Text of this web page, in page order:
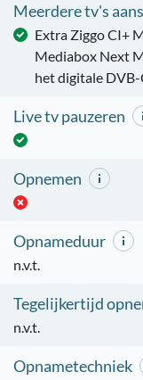
Meerdere tv's
Extra Ziggo CI+
Mediabox Next
het digitale
Live tv pauzeren
Opnemen
Opnameduur
n.v.t.
Tegelijkertijd
n.v.t.
Opnametechniek